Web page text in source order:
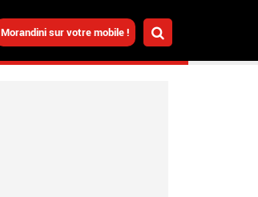
Morandini sur votre mobile !